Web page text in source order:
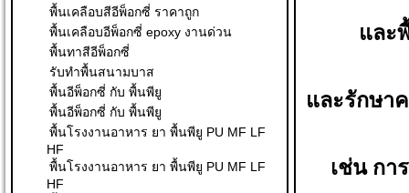
พื้นเคลือบสีอีพ็อกซี่ ราคาถูก
พื้นเคลือบอีพ็อกซี่ epoxy งานด่วน
พื้นทาสีอีพ็อกซี่
รับทำพื้นสนามบาส
พื้นอีพ็อกซี่ กับ พื้นพียู
พื้นอีพ็อกซี่ กับ พื้นพียู
พื้นโรงงานอาหาร ยา พื้นพียู PU MF LF
HF
พื้นโรงงานอาหาร ยา พื้นพียู PU MF LF
HF
และ
และรักษา
เช่น กา